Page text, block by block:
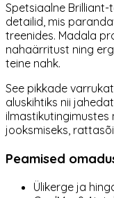
Spetsiaalne
detailid, mis
treenides. Madala
nahaärritust ning
teine nahk.
See pikkade
aluskihtiks nii
ilmastikutingimustes
jooksmiseks,
Peamised
Ülikerge ja